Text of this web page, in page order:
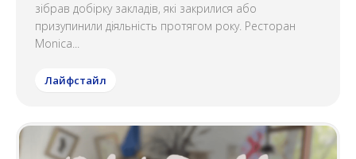
зібрав добірку закладів, які закрилися або
призупинили діяльність протягом року. Ресторан
Monica...
Лайфстайл